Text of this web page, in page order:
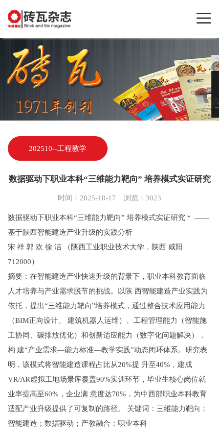
202510--工程教学
​数据驱动下职业本科“三维能力靶向” 培养模式实证研究
时间：2025-10-17 浏览：3023
数据驱动下职业本科“三维能力靶向” 培养模式实证研究＊ ——
基于陕西智能建造产业升级的实践分析
宋 祥 郭 欢 徐 洁 （陕西工业职业技术大学，陕西 咸阳
712000）
摘要：在智能建造产业快速升级的背景下，职业本科教育面临
人才培养与产业需求脱节的挑战。以陕 西智能建造产业实践为
依托，提出“三维能力靶向”培养模式，通过整合技术应用能力
（BIM正向设计、 建筑机器人运维）、工程管理能力（智能施
工协同、碳排放优化）和创新适应能力（数字化问题解决），
构 建“产业需求—能力标准—教学实践”动态闭环体系。研究表
明，该模式将智能建造课程占比从20%提 升至40%，建成
VR/AR虚拟工地场景库覆盖90%实训环节，毕业生核心岗位就
业率提高至60%，企业满 意度达70%，为中西部职业本科教育
适配产业升级提供了可复制的路径。 关键词：三维能力靶向；
智能建造；数据驱动；产教融合；职业本科